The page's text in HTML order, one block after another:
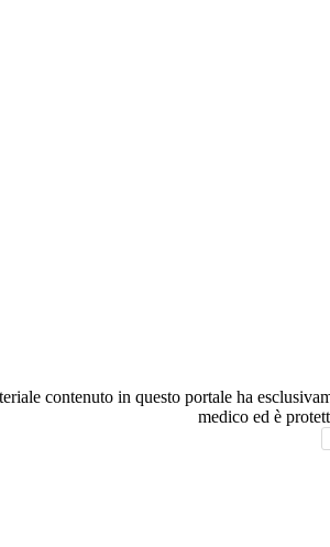
contenuto in questo portale ha
medico ed è